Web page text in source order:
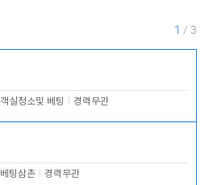
1 / 3
객실청소및 베팅 경력무관
베팅삼촌 경력무관